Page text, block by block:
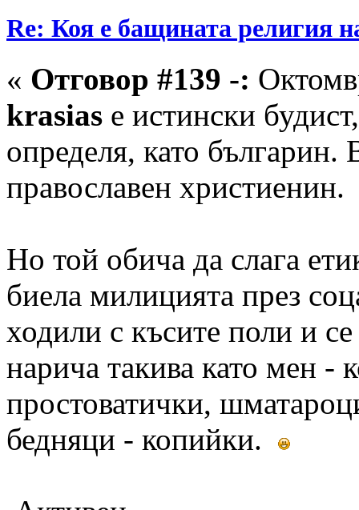
Re: Коя е бащината религия
« Отговор #139 -:
krasias e истински
определя, като българин.
православен христиенин.
Но той обича да слага
биела милицията през
ходили с късите поли и
нарича такива като мен -
простоватички,
бедняци - копийки.